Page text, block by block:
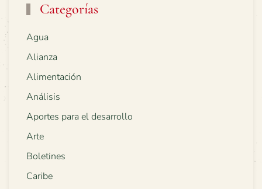
Categorías
Agua
Alianza
Alimentación
Análisis
Aportes para el desarrollo
Arte
Boletines
Caribe